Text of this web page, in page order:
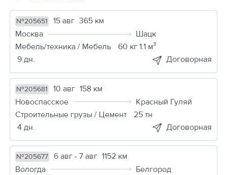
№205651 15 авг 365 км
Москва
Шацк
Мебель/техника / Мебель
60 кг 1.1 м³
9 дн.
Договорная
№205681 10 авг 158 км
Новоспасское
Красный Гуляй
Строительные грузы / Цемент
25 тн
4 дн.
Договорная
№205677 6 авг - 7 авг 1152 км
Вологда
Белгород